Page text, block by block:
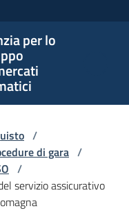
per lo
/
di gara /
/
servizio assicurativo